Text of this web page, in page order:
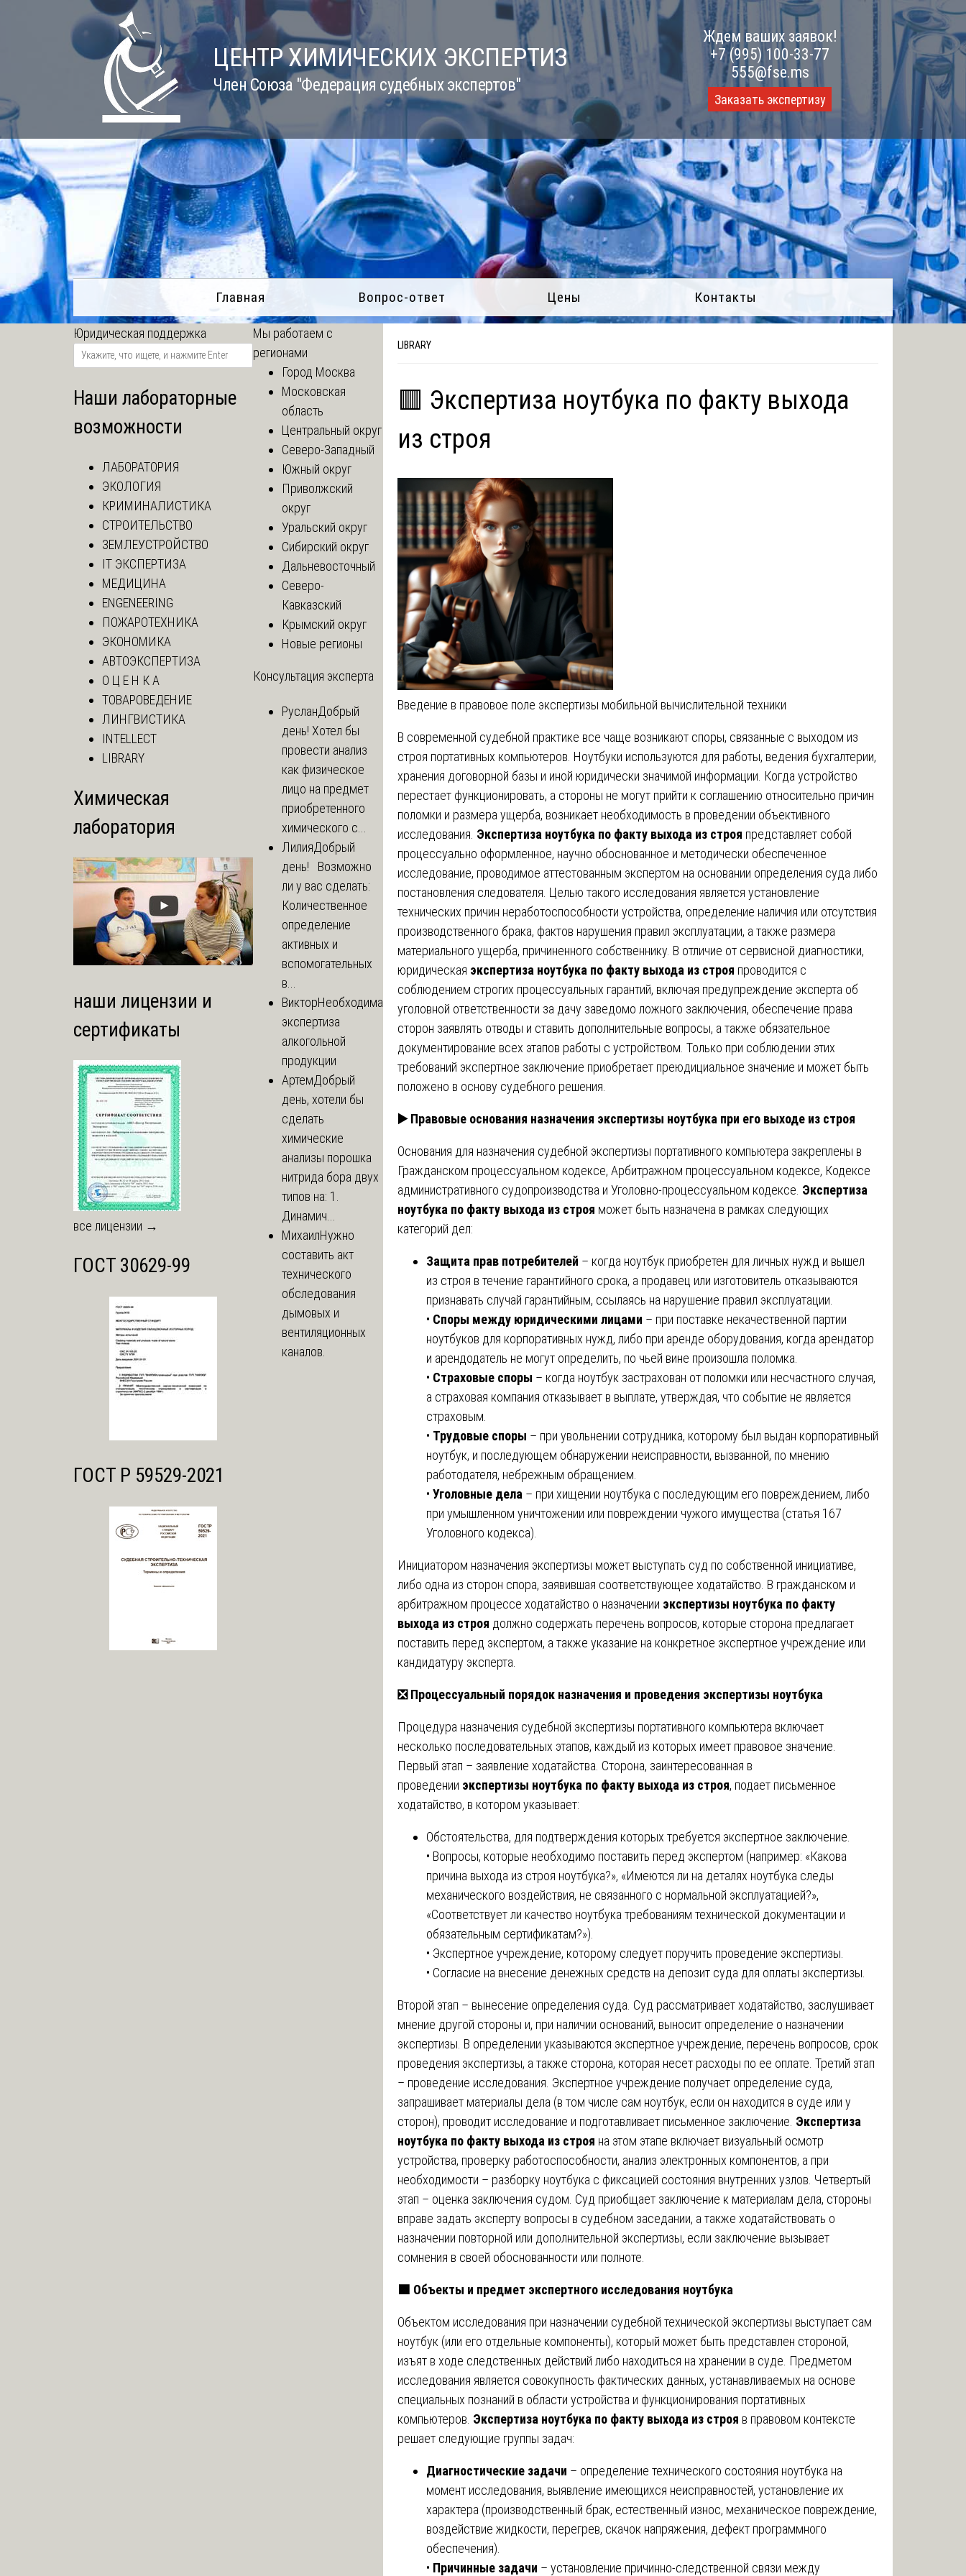
ЦЕНТР ХИМИЧЕСКИХ ЭКСПЕРТИЗ
Член Союза "Федерация судебных экспертов"
Ждем ваших заявок!
+7 (995) 100-33-77
555@fse.ms
Заказать экспертизу
Главная Вопрос-ответ Цены Контакты
LIBRARY
🟥 Экспертиза ноутбука по факту выхода
из строя
Введение в правовое поле экспертизы мобильной вычислительной техники
В современной судебной практике все чаще возникают споры, связанные с выходом из
строя портативных компьютеров. Ноутбуки используются для работы, ведения бухгалтерии,
хранения договорной базы и иной юридически значимой информации. Когда устройство
перестает функционировать, а стороны не могут прийти к соглашению относительно причин
поломки и размера ущерба, возникает необходимость в проведении объективного
исследования. Экспертиза ноутбука по факту выхода из строя представляет собой
процессуально оформленное, научно обоснованное и методически обеспеченное
исследование, проводимое аттестованным экспертом на основании определения суда либо
постановления следователя. Целью такого исследования является установление
технических причин неработоспособности устройства, определение наличия или отсутствия
производственного брака, фактов нарушения правил эксплуатации, а также размера
материального ущерба, причиненного собственнику. В отличие от сервисной диагностики,
юридическая экспертиза ноутбука по факту выхода из строя проводится с
соблюдением строгих процессуальных гарантий, включая предупреждение эксперта об
уголовной ответственности за дачу заведомо ложного заключения, обеспечение права
сторон заявлять отводы и ставить дополнительные вопросы, а также обязательное
документирование всех этапов работы с устройством. Только при соблюдении этих
требований экспертное заключение приобретает преюдициальное значение и может быть
положено в основу судебного решения.
▶️Правовые основания назначения экспертизы ноутбука при его выходе из строя
Основания для назначения судебной экспертизы портативного компьютера закреплены в
Гражданском процессуальном кодексе, Арбитражном процессуальном кодексе, Кодексе
административного судопроизводства и Уголовно-процессуальном кодексе. Экспертиза
ноутбука по факту выхода из строя может быть назначена в рамках следующих
категорий дел:
Защита прав потребителей – когда ноутбук приобретен для личных нужд и вышел
из строя в течение гарантийного срока, а продавец или изготовитель отказываются
признавать случай гарантийным, ссылаясь на нарушение правил эксплуатации.
• Споры между юридическими лицами – при поставке некачественной партии
ноутбуков для корпоративных нужд, либо при аренде оборудования, когда арендатор
и арендодатель не могут определить, по чьей вине произошла поломка.
• Страховые споры – когда ноутбук застрахован от поломки или несчастного случая,
а страховая компания отказывает в выплате, утверждая, что событие не является
страховым.
• Трудовые споры – при увольнении сотрудника, которому был выдан корпоративный
ноутбук, и последующем обнаружении неисправности, вызванной, по мнению
работодателя, небрежным обращением.
• Уголовные дела – при хищении ноутбука с последующим его повреждением, либо
при умышленном уничтожении или повреждении чужого имущества (статья 167
Уголовного кодекса).
Инициатором назначения экспертизы может выступать суд по собственной инициативе,
либо одна из сторон спора, заявившая соответствующее ходатайство. В гражданском и
арбитражном процессе ходатайство о назначении экспертизы ноутбука по факту
выхода из строя должно содержать перечень вопросов, которые сторона предлагает
поставить перед экспертом, а также указание на конкретное экспертное учреждение или
кандидатуру эксперта.
❎Процессуальный порядок назначения и проведения экспертизы ноутбука
Процедура назначения судебной экспертизы портативного компьютера включает
несколько последовательных этапов, каждый из которых имеет правовое значение.
Первый этап – заявление ходатайства. Сторона, заинтересованная в
проведении экспертизы ноутбука по факту выхода из строя, подает письменное
ходатайство, в котором указывает:
Обстоятельства, для подтверждения которых требуется экспертное заключение.
• Вопросы, которые необходимо поставить перед экспертом (например: «Какова
причина выхода из строя ноутбука?», «Имеются ли на деталях ноутбука следы
механического воздействия, не связанного с нормальной эксплуатацией?»,
«Соответствует ли качество ноутбука требованиям технической документации и
обязательным сертификатам?»).
• Экспертное учреждение, которому следует поручить проведение экспертизы.
• Согласие на внесение денежных средств на депозит суда для оплаты экспертизы.
Второй этап – вынесение определения суда. Суд рассматривает ходатайство, заслушивает
мнение другой стороны и, при наличии оснований, выносит определение о назначении
экспертизы. В определении указываются экспертное учреждение, перечень вопросов, срок
проведения экспертизы, а также сторона, которая несет расходы по ее оплате. Третий этап
– проведение исследования. Экспертное учреждение получает определение суда,
запрашивает материалы дела (в том числе сам ноутбук, если он находится в суде или у
сторон), проводит исследование и подготавливает письменное заключение. Экспертиза
ноутбука по факту выхода из строя на этом этапе включает визуальный осмотр
устройства, проверку работоспособности, анализ электронных компонентов, а при
необходимости – разборку ноутбука с фиксацией состояния внутренних узлов. Четвертый
этап – оценка заключения судом. Суд приобщает заключение к материалам дела, стороны
вправе задать эксперту вопросы в судебном заседании, а также ходатайствовать о
назначении повторной или дополнительной экспертизы, если заключение вызывает
сомнения в своей обоснованности или полноте.
🟩 Объекты и предмет экспертного исследования ноутбука
Объектом исследования при назначении судебной технической экспертизы выступает сам
ноутбук (или его отдельные компоненты), который может быть представлен стороной,
изъят в ходе следственных действий либо находиться на хранении в суде. Предметом
исследования является совокупность фактических данных, устанавливаемых на основе
специальных познаний в области устройства и функционирования портативных
компьютеров. Экспертиза ноутбука по факту выхода из строя в правовом контексте
решает следующие группы задач:
Диагностические задачи – определение технического состояния ноутбука на
момент исследования, выявление имеющихся неисправностей, установление их
характера (производственный брак, естественный износ, механическое повреждение,
воздействие жидкости, перегрев, скачок напряжения, дефект программного
обеспечения).
• Причинные задачи – установление причинно-следственной связи между
Юридическая поддержка
Наши лабораторные
возможности
ЛАБОРАТОРИЯ
ЭКОЛОГИЯ
КРИМИНАЛИСТИКА
СТРОИТЕЛЬСТВО
ЗЕМЛЕУСТРОЙСТВО
IT ЭКСПЕРТИЗА
МЕДИЦИНА
ENGENEERING
ПОЖАРОТЕХНИКА
ЭКОНОМИКА
АВТОЭКСПЕРТИЗА
О Ц Е Н К А
ТОВАРОВЕДЕНИЕ
ЛИНГВИСТИКА
INTELLECT
LIBRARY
Химическая
лаборатория
наши лицензии и
сертификаты
все лицензии →
ГОСТ 30629-99
ГОСТ Р 59529-2021
Мы работаем с
регионами
Город Москва
Московская
область
Центральный округ
Северо-Западный
Южный округ
Приволжский
округ
Уральский округ
Сибирский округ
Дальневосточный
Северо-
Кавказский
Крымский округ
Новые регионы
Консультация эксперта
РусланДобрый
день! Хотел бы
провести анализ
как физическое
лицо на предмет
приобретенного
химического с...
ЛилияДобрый
день! Возможно
ли у вас сделать:
Количественное
определение
активных и
вспомогательных
в...
ВикторНеобходима
экспертиза
алкогольной
продукции
АртемДобрый
день, хотели бы
сделать
химические
анализы порошка
нитрида бора двух
типов на: 1.
Динамич...
МихаилНужно
составить акт
технического
обследования
дымовых и
вентиляционных
каналов.